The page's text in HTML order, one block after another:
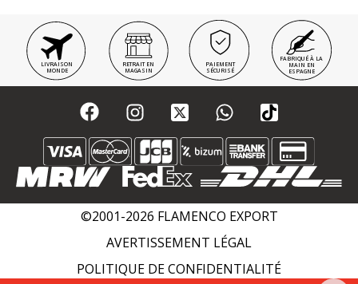
LIVRAISON
MONDE
RETRAIT EN
MAGASIN
PAIEMENT
SÉCURISÉ
FABRIQUÉ À LA
MAIN EN
ESPAGNE
©2001-2026 FLAMENCO EXPORT
AVERTISSEMENT LÉGAL
POLITIQUE DE CONFIDENTIALITÉ